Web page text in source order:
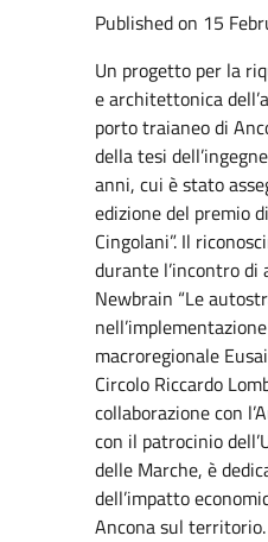
Published on 15
Un progetto per la
e architettonica
porto traianeo di
della tesi
anni, cui è stato
edizione del premio
Cingolani”. Il
durante l’incontro
Newbrain “Le
macroregionale
Circolo Riccardo
collaborazione con
con il patrocinio
delle Marche, è
dell’impatto
Ancona sul territorio.